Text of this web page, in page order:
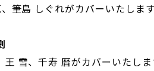
筆島 しぐれがカバーいたします
雪、千寿 暦がカバーいたしま